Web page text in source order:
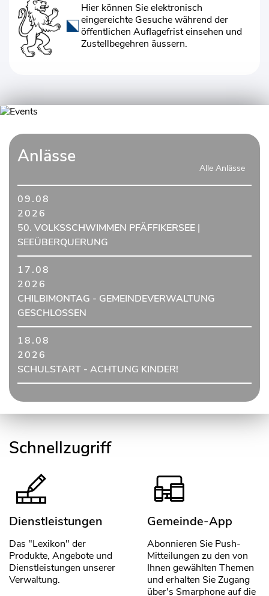
Hier können Sie elektronisch
eingereichte Gesuche während der
öffentlichen Auflagefrist einsehen und
Zustellbegehren äussern.
Anlässe
09.08
2026
50. VOLKSSCHWIMMEN PFÄFFIKERSEE |
SEEÜBERQUERUNG
17.08
2026
CHILBIMONTAG - GEMEINDEVERWALTUNG
GESCHLOSSEN
18.08
2026
SCHULSTART - ACHTUNG KINDER!
Alle Anlässe
Schnellzugriff
Dienstleistungen
Das "Lexikon" der
Produkte, Angebote und
Dienstleistungen unserer
Verwaltung.
Gemeinde-App
Abonnieren Sie Push-
Mitteilungen zu den von
Ihnen gewählten Themen
und erhalten Sie Zugang
über's Smarphone auf die